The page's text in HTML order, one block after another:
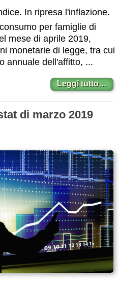
In ripresa l'inflazione.
per famiglie di
mese di aprile 2019,
monetarie di legge, tra cui
annuale dell'affitto, ...
Leggi tutto…
di marzo 2019